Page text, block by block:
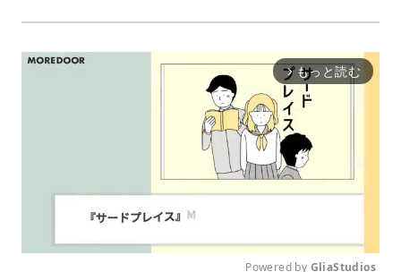
arrow_forward_ios もっと読む
Powered by GliaStudios